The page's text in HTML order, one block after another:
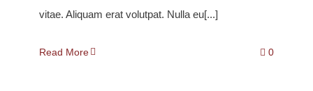
vitae. Aliquam erat volutpat. Nulla eu[...]
Read More 0